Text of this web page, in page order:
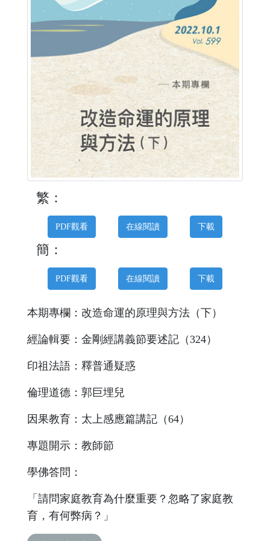
繁：
PDF觀看 在線閱讀 下載
簡：
PDF觀看 在線閱讀 下載
本期專欄：改造命運的原理與方法（下）
經論輯要：金剛經講義節要述記（324）
印祖法語：釋普通疑惑
倫理道德：郭巨埋兒
因果教育：太上感應篇講記（64）
專題開示：教師節
學佛答問：
「請問家庭教育為什麼重要？忽略了家庭教
育，有何弊病？」